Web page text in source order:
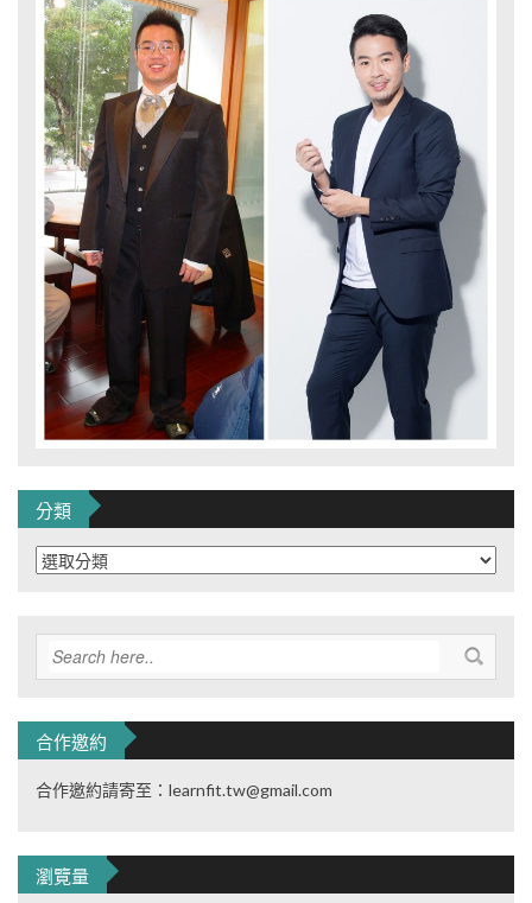
分類
分
類
合作邀約
合作邀約請寄至：learnfit.tw@gmail.com
瀏覽量